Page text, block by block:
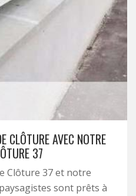
CLÔTURE AVEC NOTRE
37
Clôture 37 et notre
sont prêts à